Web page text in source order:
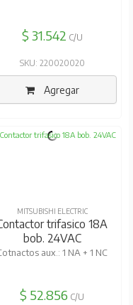
$ 31.542 C/U
SKU: 220020020
Agregar
MITSUBISHI ELECTRIC
trifasico 18A
bob. 24VAC
aux.: 1 NA + 1 NC
$ 52.856 C/U